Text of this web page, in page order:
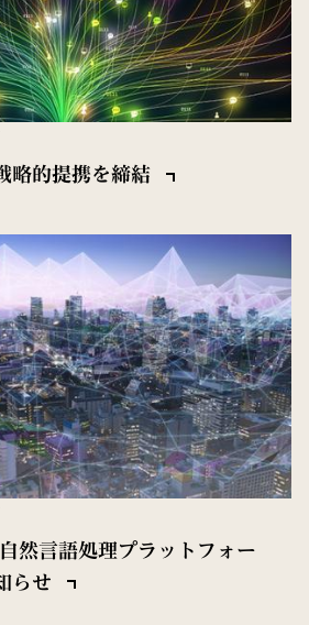
略的提携を締結
然言語処理プラットフォー
らせ